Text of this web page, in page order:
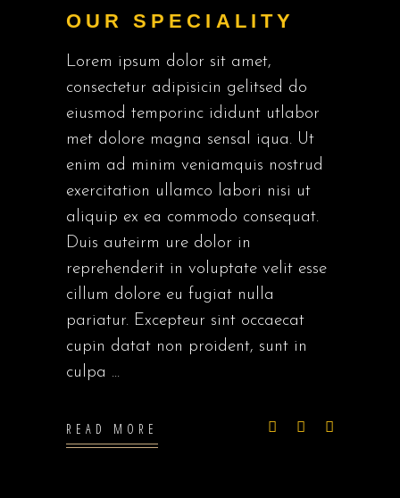
OUR SPECIALITY
Lorem ipsum dolor sit amet,
consectetur adipisicin gelitsed do
eiusmod temporinc ididunt utlabor
met dolore magna sensal iqua. Ut
enim ad minim veniamquis nostrud
exercitation ullamco labori nisi ut
aliquip ex ea commodo consequat.
Duis auteirm ure dolor in
reprehenderit in voluptate velit esse
cillum dolore eu fugiat nulla
pariatur. Excepteur sint occaecat
cupin datat non proident, sunt in
culpa
READ MORE